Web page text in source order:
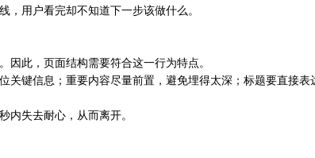
，用户看完却不知道下一步该做什么。
因此，页面结构需要符合这一行为特点。
关键信息；重要内容尽量前置，避免埋得太深；标题要直接
内失去耐心，从而离开。